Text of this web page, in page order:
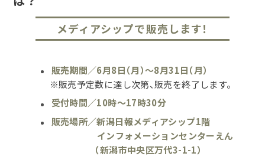
メディアシップで販売します！
販売期間／6月8日（月）～8月31日（月）
※販売予定数に達し次第、販売を終了します。
受付時間／10時～17時30分
販売場所／新潟日報メディアシップ1階
インフォメーションセンターえん
（新潟市中央区万代3-1-1）